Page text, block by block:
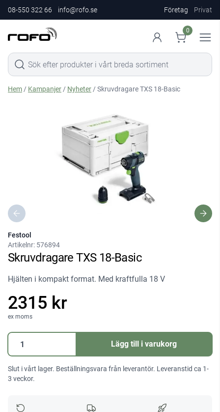
08-550 322 66 info@rofo.se Företag Privat
0
Hem / Kampanjer / Nyheter / Skruvdragare TXS 18-Basic
Festool
Artikelnr: 576894
Skruvdragare TXS 18-Basic
Hjälten i kompakt format. Med kraftfulla 18 V
2315 kr
ex moms
Skruvdragare
Basic
Lägg till i varukorg
Slut i vårt lager. Beställningsvara från leverantör. Leveranstid ca 1-
3 veckor.